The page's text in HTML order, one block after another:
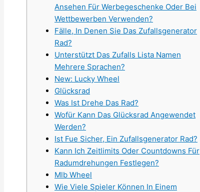
Ansehen Für Werbegeschenke Oder Bei
Wettbewerben Verwenden?
Fälle, In Denen Sie Das Zufallsgenerator
Rad?
Unterstützt Das Zufalls Lista Namen
Mehrere Sprachen?
New: Lucky Wheel
Glücksrad
Was Ist Drehe Das Rad?
Wofür Kann Das Glücksrad Angewendet
Werden?
Ist Fue Sicher, Ein Zufallsgenerator Rad?
Kann Ich Zeitlimits Oder Countdowns Für
Radumdrehungen Festlegen?
Mlb Wheel
Wie Viele Spieler Können In Einem